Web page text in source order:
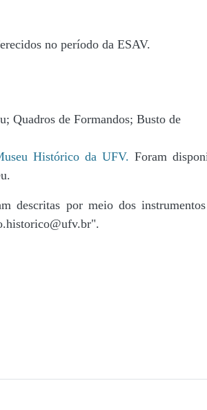
no período da ESAV.
Quadros de Formandos; Busto de
Histórico da UFV.Foram
descritas por meio dos